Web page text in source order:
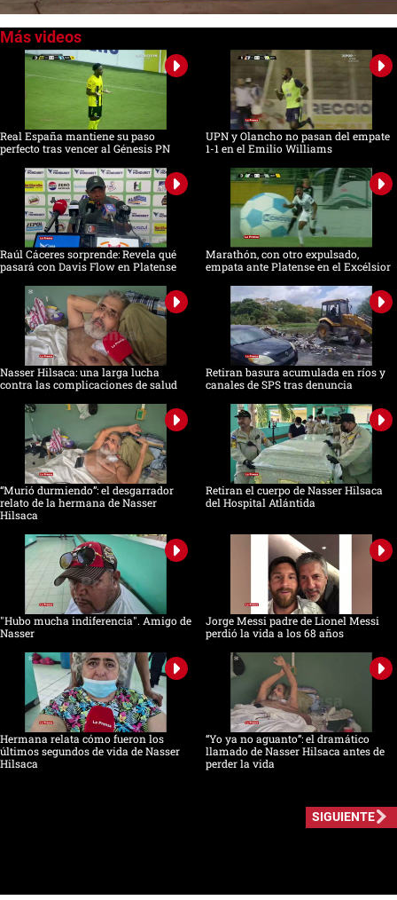
seconds
seconds
Real España mantiene su paso
perfecto tras vencer al Génesis PN
UPN y Olancho no pasan del empate
1-1 en el Emilio Williams
Raúl Cáceres sorprende: Revela qué
pasará con Davis Flow en Platense
Marathón, con otro expulsado,
empata ante Platense en el Excélsior
Nasser Hilsaca: una larga lucha
contra las complicaciones de salud
Retiran basura acumulada en ríos y
canales de SPS tras denuncia
“Murió durmiendo”: el desgarrador
relato de la hermana de Nasser
Hilsaca
Retiran el cuerpo de Nasser Hilsaca
del Hospital Atlántida
"Hubo mucha indiferencia". Amigo de
Nasser
Jorge Messi padre de Lionel Messi
perdió la vida a los 68 años
Hermana relata cómo fueron los
últimos segundos de vida de Nasser
Hilsaca
“Yo ya no aguanto”: el dramático
llamado de Nasser Hilsaca antes de
perder la vida
SIGUIENTE